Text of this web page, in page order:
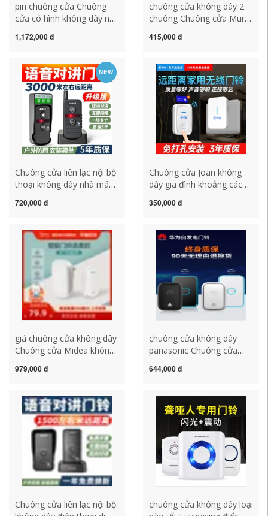
pin chuông cửa Chuông
cửa có hình không dây nhà
giám sát cửa thông minh
xa hai trong một chuông
kawasan chuông bấm cửa
1,172,000 đ
chuông cửa không dây 2
chuông Chuông cửa Murui
cách cực xa điều khiển từ
tử ông già máy nhắn tin
nhắc cửa điện chuong
khong day chuông cửa
không dây kawasan
415,000 đ
NEW
Chuông cửa liên lạc nội bộ
thoại không dây nhà máy
cách cực xa máy bộ đàm
già máy nhắn tin chuong
cua khong day chuông
không dây không dùng pin
720,000 đ
Chuông cửa Joan không
dây gia đình khoảng cách
một đến hai điều khiển từ
nhân cao tuổi thông minh
chuông cửa panasonic
không dây chuông cửa
không dây xiaomi
350,000 đ
giá chuông cửa không dây
Chuông cửa Midea không
khoảng cách cực xa tự
tử nhắn tin một-một cho
bệnh nhân cao tuổi
chuông cửa không dây
cao cấp chuong khong day
979,000 đ
chuông cửa không dây
panasonic Chuông cửa
Huawei, một người kéo
chuông cửa điều khiển từ
xa thông minh điện tử dài
giá chuông cửa không dây
chuông cửa kawasan
644,000 đ
Chuông cửa liên lạc nội bộ
chuông cửa không dây loại